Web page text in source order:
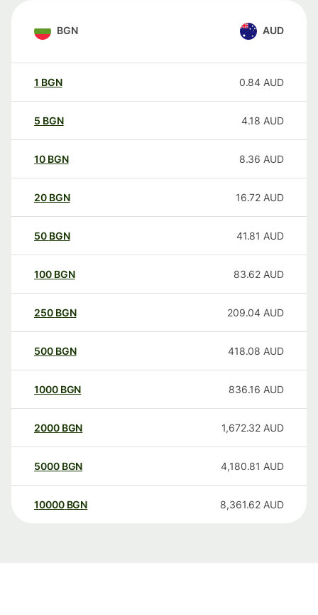
BGN AUD
1 BGN 0.84 AUD
5 BGN 4.18 AUD
10 BGN 8.36 AUD
20 BGN 16.72 AUD
50 BGN 41.81 AUD
100 BGN 83.62 AUD
250 BGN 209.04 AUD
500 BGN 418.08 AUD
1000 BGN 836.16 AUD
2000 BGN 1,672.32 AUD
5000 BGN 4,180.81 AUD
10000 BGN 8,361.62 AUD